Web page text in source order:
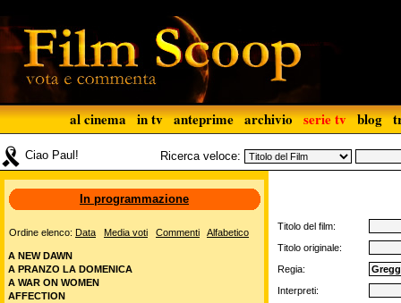
al cinema in tv anteprime archivio serie tv blog
Ciao Paul! Ricerca veloce:
Titolo del film:
Titolo originale:
Regia:
Interpreti:
In programmazione
Ordine elenco: Data Media voti Commenti Alfabetico
A NEW DAWN
A PRANZO LA DOMENICA
A WAR ON WOMEN
AFFECTION